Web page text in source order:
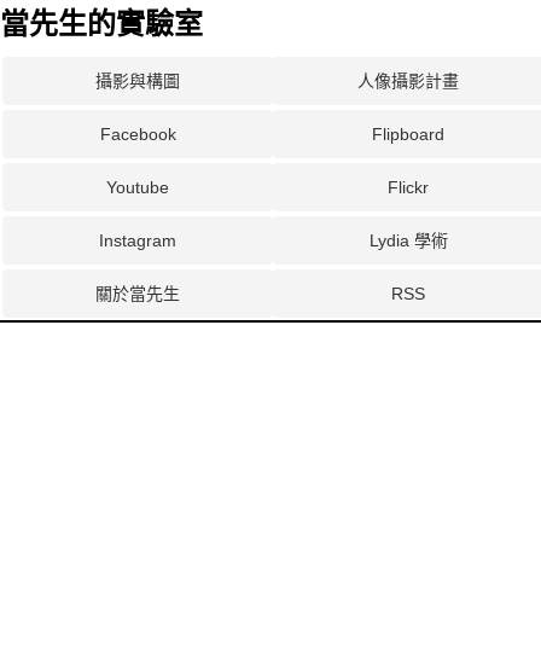
當先生的實驗室
攝影與構圖 人像攝影計畫
Facebook Flipboard
Youtube Flickr
Instagram Lydia 學術
關於當先生 RSS